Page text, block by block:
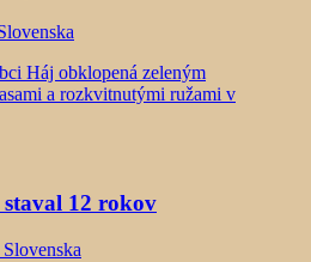
12 rokov